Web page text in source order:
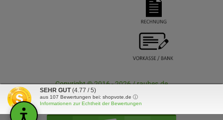
Copyright © 2016 - 2026 / rauhes.de
SEHR GUT (4.77 / 5)
aus 107 Bewertungen bei: shopvote.de ⓘ
Informationen zur Echtheit der Bewertungen